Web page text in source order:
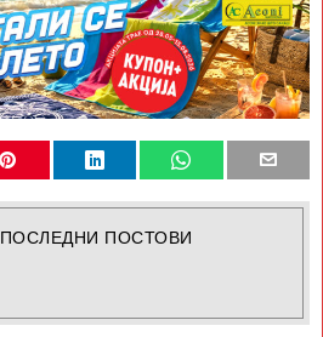
ПОСЛЕДНИ ПОСТОВИ